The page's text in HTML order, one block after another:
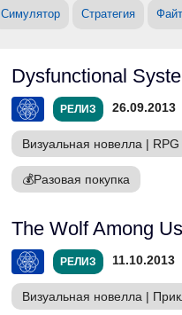
Симулятор Стратегия
Dysfunctional
РЕЛИЗ 26.09.2013
Визуальная новелла | RPG
💰Разовая покупка
The Wolf Among Us
РЕЛИЗ 11.10.2013
Визуальная новелла |